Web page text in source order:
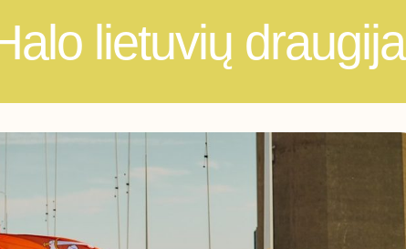
lietuvių draugija